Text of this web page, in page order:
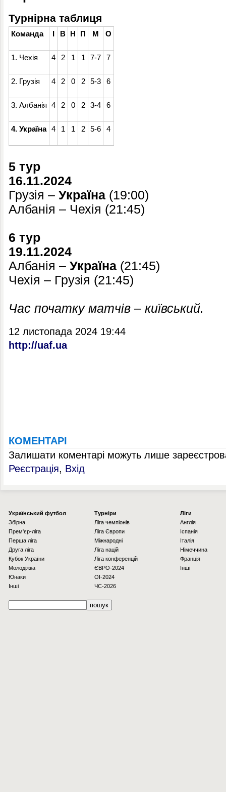
Турнірна таблиця
Команда І В Н П М О
1. Чехія 4 2 1 1 7-7 7
2. Грузія 4 2 0 2 5-3 6
3. Албанія 4 2 0 2 3-4 6
4. Україна 4 1 1 2 5-6 4
5 тур
16.11.2024
Грузія – Україна (19:00)
Албанія – Чехія (21:45)
6 тур
19.11.2024
Албанія – Україна (21:45)
Чехія – Грузія (21:45)
Час початку матчів – київський.
12 листопада 2024 19:44
http://uaf.ua
КОМЕНТАРІ
Залишати коментарі можуть лише
Реєстрація, Вхід
Українcький футбол
Збірна
Прем'єр-ліга
Перша ліга
Друга ліга
Кубок України
Молодіжка
Юнаки
Інші
Турніри
Ліга чемпіонів
Ліга Європи
Міжнародні
Ліга націй
Ліга конференцій
ЄВРО-2024
OI-2024
ЧС-2026
Ліги
Англія
Іспанія
Італія
Німеччина
Франція
Інші